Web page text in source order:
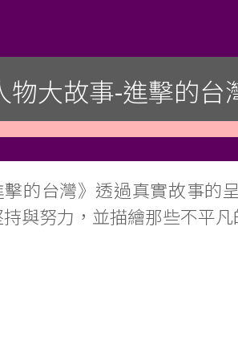
物大故事-進擊的台
擊的台灣》透過真實故事的
與努力，並描繪那些不平